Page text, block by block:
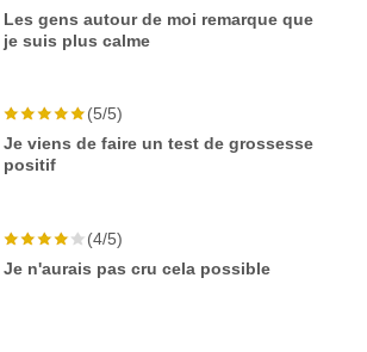
Les gens autour de moi remarque que
je suis plus calme
(5/5)
Je viens de faire un test de grossesse
positif
(4/5)
Je n'aurais pas cru cela possible